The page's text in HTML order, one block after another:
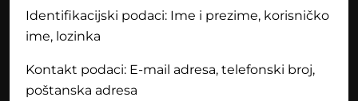
Identifikacijski podaci: Ime i prezime, korisničko
ime, lozinka
Kontakt podaci: E-mail adresa, telefonski broj,
poštanska adresa